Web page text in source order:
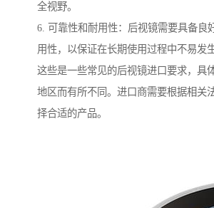
全视野。
6. 可靠性和耐用性：后视镜需要具备良
用性，以保证在长期使用过程中不易发
这些是一些常见的后视镜进口要求，具
地区而有所不同。进口商需要根据相关
择合适的产品。